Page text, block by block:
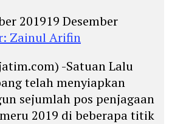
201919 Desember
Zainul Arifin
-Satuan Lalu
telah menyiapkan
sejumlah pos penjagaan
2019 di beberapa titik